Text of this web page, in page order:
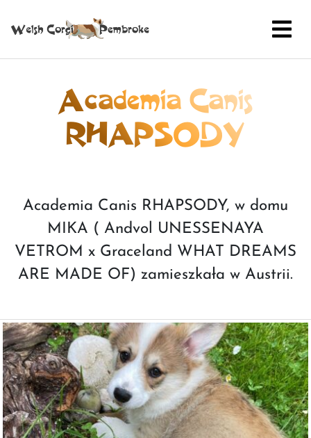
Academia Canis
RHAPSODY
Academia Canis RHAPSODY, w domu
MIKA ( Andvol UNESSENAYA
VETROM x Graceland WHAT DREAMS
ARE MADE OF) zamieszkała w Austrii.